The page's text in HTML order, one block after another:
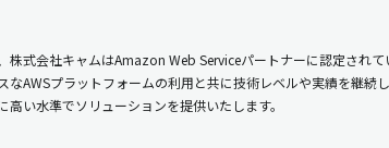
株式会社キャムはAmazon Web Serviceパートナーに認定され
なAWSプラットフォームの利用と共に技術レベルや実績を継続
高い水準でソリューションを提供いたします。